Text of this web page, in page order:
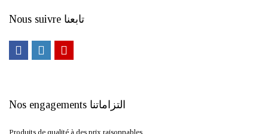
Nous suivre تابعنا
Nos engagements التزاماتنا
Produits de qualité à des prix raisonnables